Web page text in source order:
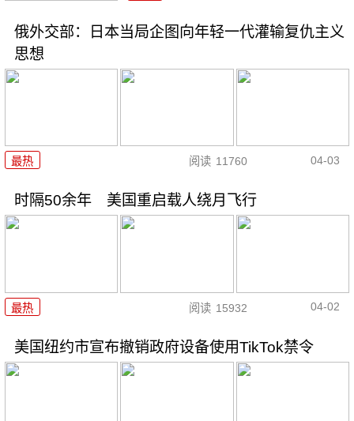
俄外交部：日本当局企图向年轻一代灌输复仇主义
思想
最热 阅读 11760 04-03
时隔50余年 美国重启载人绕月飞行
最热 阅读 15932 04-02
美国纽约市宣布撤销政府设备使用TikTok禁令